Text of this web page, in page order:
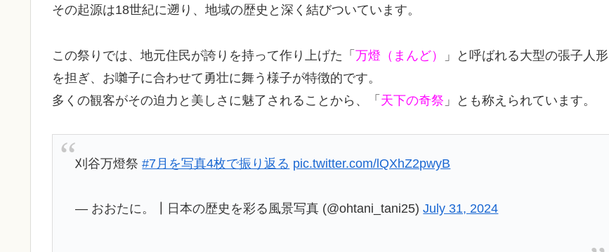
その起源は18世紀に遡り、地域の歴史と深く結びついています。
この祭りでは、地元住民が誇りを持って作り上げた「 万燈（まんど）
」と呼ばれる大型の張子人形
を担ぎ、お囃子に合わせて勇壮に舞う様子が特徴的です。
多くの観客がその迫力と美しさに魅了されることから、「 天下の奇祭 」とも称えられています。
刈谷万燈祭#7月を写真4枚で振り返る pic.twitter.com/lQXhZ2pwyB
— おおたに。┃日本の歴史を彩る風景写真 (@ohtani_tani25)July 31, 2024